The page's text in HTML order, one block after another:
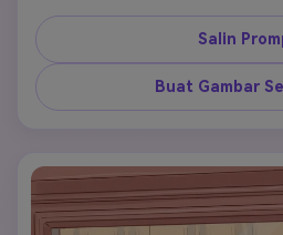
kulit porselen, semburat lembut,
ekspresif. Komposisi dinamis
belakang ruang negatif putih
garis arsitektur, kisi konstruksi
gambar teknis. Helai rambut
hangat, merah muda pucat,
saturasi terkontrol.
sketsa yang presisi dan efek
Salin
Buat Gambar